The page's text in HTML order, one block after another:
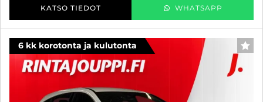
KATSO TIEDOT WHATSAPP
6 kk korotonta ja kulutonta